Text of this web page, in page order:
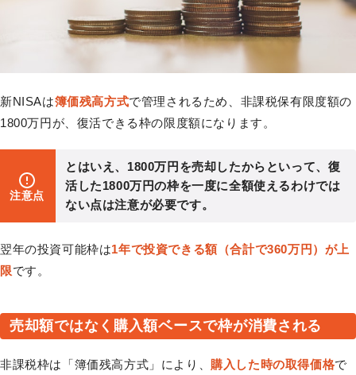
新NISAは簿価残高方式で管理されるため、非課税保有限度額の
1800万円が、復活できる枠の限度額になります。
注意点
とはいえ、1800万円を売却したからといって、復
活した1800万円の枠を一度に全額使えるわけでは
ない点は注意が必要です。
翌年の投資可能枠は1年で投資できる額（合計で360万円）が上
限です。
売却額ではなく購入額ベースで枠が消費される
非課税枠は「簿価残高方式」により、 購入した時の取得価格で